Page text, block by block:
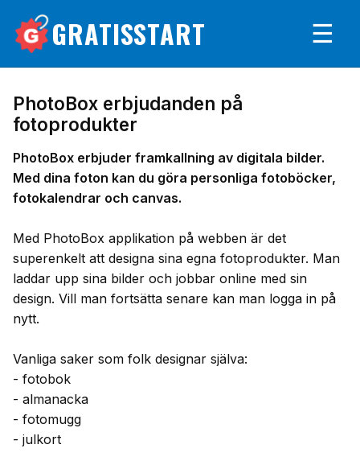
GRATISSTART ☰
PhotoBox erbjudanden på
fotoprodukter
PhotoBox erbjuder framkallning av digitala bilder.
Med dina foton kan du göra personliga fotoböcker,
fotokalendrar och canvas.
Med PhotoBox applikation på webben är det
superenkelt att designa sina egna fotoprodukter. Man
laddar upp sina bilder och jobbar online med sin
design. Vill man fortsätta senare kan man logga in på
nytt.
Vanliga saker som folk designar själva:
- fotobok
- almanacka
- fotomugg
- julkort